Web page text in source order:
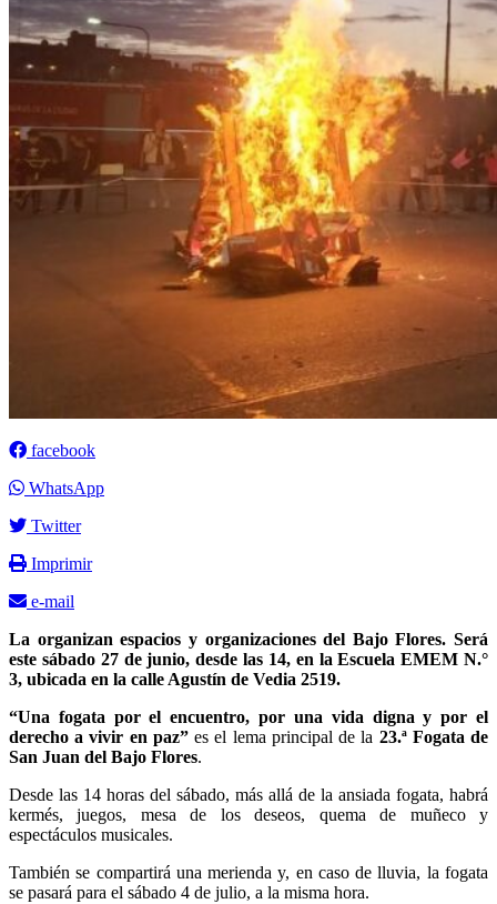
facebook
WhatsApp
Twitter
Imprimir
e-mail
La organizan espacios y organizaciones del Bajo Flores. Será
este sábado 27 de junio, desde las 14, en la Escuela EMEM N.°
3, ubicada en la calle Agustín de Vedia 2519.
“Una fogata por el encuentro, por una vida digna y por el
derecho a vivir en paz”es el lema principal de la 23.ª Fogata de
San Juan del Bajo Flores.
Desde las 14 horas del sábado, más allá de la ansiada fogata, habrá
kermés, juegos, mesa de los deseos, quema de muñeco y
espectáculos musicales.
También se compartirá una merienda y, en caso de lluvia, la fogata
se pasará para el sábado 4 de julio, a la misma hora.